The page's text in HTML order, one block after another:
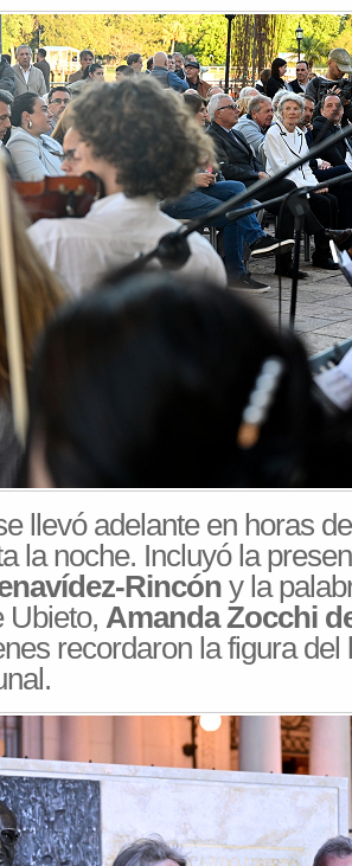
llevó adelante en horas
la noche. Incluyó la
Rincóny la
Ubieto, Amanda Zocchi
recordaron la figura del